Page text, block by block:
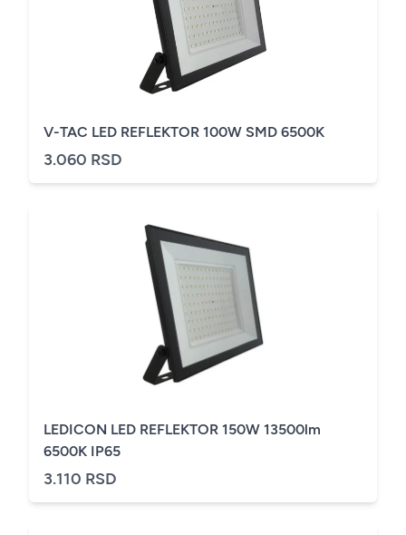
V-TAC LED REFLEKTOR 100W SMD 6500K
3.060 RSD
LEDICON LED REFLEKTOR 150W 13500lm
6500K IP65
3.110 RSD